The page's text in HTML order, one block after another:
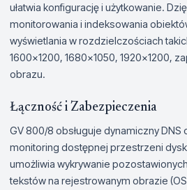
ułatwia konfigurację i użytkowanie.
monitorowania i indeksowania
wyświetlania w rozdzielczościach
1600x1200, 1680x1050, 1920x1200,
obrazu.
Łączność i Zabezpieczenia
GV 800/8 obsługuje dynamiczny DNS
monitoring dostępnej przestrzeni
umożliwia wykrywanie
tekstów na rejestrowanym obrazie